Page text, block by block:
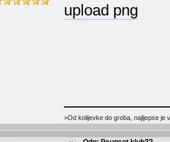
upload png
>Od kolijevke do groba, najljepse je